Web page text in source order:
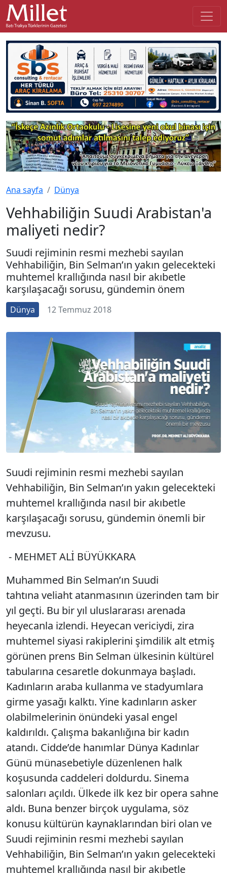
Ana sayfa Dünya
Vehhabiliğin Suudi Arabistan'a
maliyeti nedir?
Suudi rejiminin resmi mezhebi sayılan
Vehhabiliğin, Bin Selman’ın yakın gelecekteki
muhtemel krallığında nasıl bir akıbetle
karşılaşacağı sorusu, gündemin önem
Dünya 12 Temmuz 2018
Suudi rejiminin resmi mezhebi sayılan
Vehhabiliğin, Bin Selman’ın yakın gelecekteki
muhtemel krallığında nasıl bir akıbetle
karşılaşacağı sorusu, gündemin önemli bir
mevzusu.
- MEHMET ALİ BÜYÜKKARA
Muhammed Bin Selman’ın Suudi
tahtına veliaht atanmasının üzerinden tam bir
yıl geçti. Bu bir yıl uluslararası arenada
heyecanla izlendi. Heyecan vericiydi, zira
muhtemel siyasi rakiplerini şimdilik alt etmiş
görünen prens Bin Selman ülkesinin kültürel
tabularına cesaretle dokunmaya başladı.
Kadınların araba kullanma ve stadyumlara
girme yasağı kalktı. Yine kadınların asker
olabilmelerinin önündeki yasal engel
kaldırıldı. Çalışma bakanlığına bir kadın
atandı. Cidde’de hanımlar Dünya Kadınlar
Günü münasebetiyle düzenlenen halk
koşusunda caddeleri doldurdu. Sinema
salonları açıldı. Ülkede ilk kez bir opera sahne
aldı. Buna benzer birçok uygulama, söz
konusu kültürün kaynaklarından biri olan ve
Suudi rejiminin resmi mezhebi sayılan
Vehhabiliğin, Bin Selman’ın yakın gelecekteki
muhtemel krallığında nasıl bir akıbetle